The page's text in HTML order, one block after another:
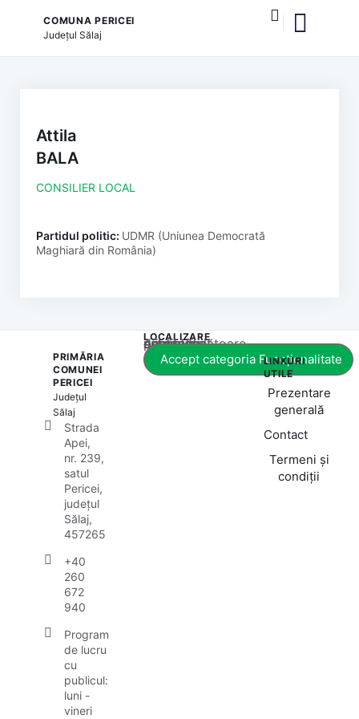
COMUNA PERICEI
JudețulSălaj
Attila
BALA
CONSILIER LOCAL
Partidul politic: UDMR (Uniunea Democrată
Maghiară din România)
PRIMĂRIA
COMUNEI
PERICEI
Județul
Sălaj
Strada
Apei,
nr. 239,
satul
Pericei,
județul
Sălaj,
457265
+40
260
672
940
Program
de lucru
cu
publicul:
luni -
vineri
LOCALIZARE
Acest conținut este blocat până când acceptați categoria corespunzătoare de cookie-uri.
Accept categoria Funcționalitate
LINKURI
UTILE
Prezentare
generală
Contact
Termeni și
condiții